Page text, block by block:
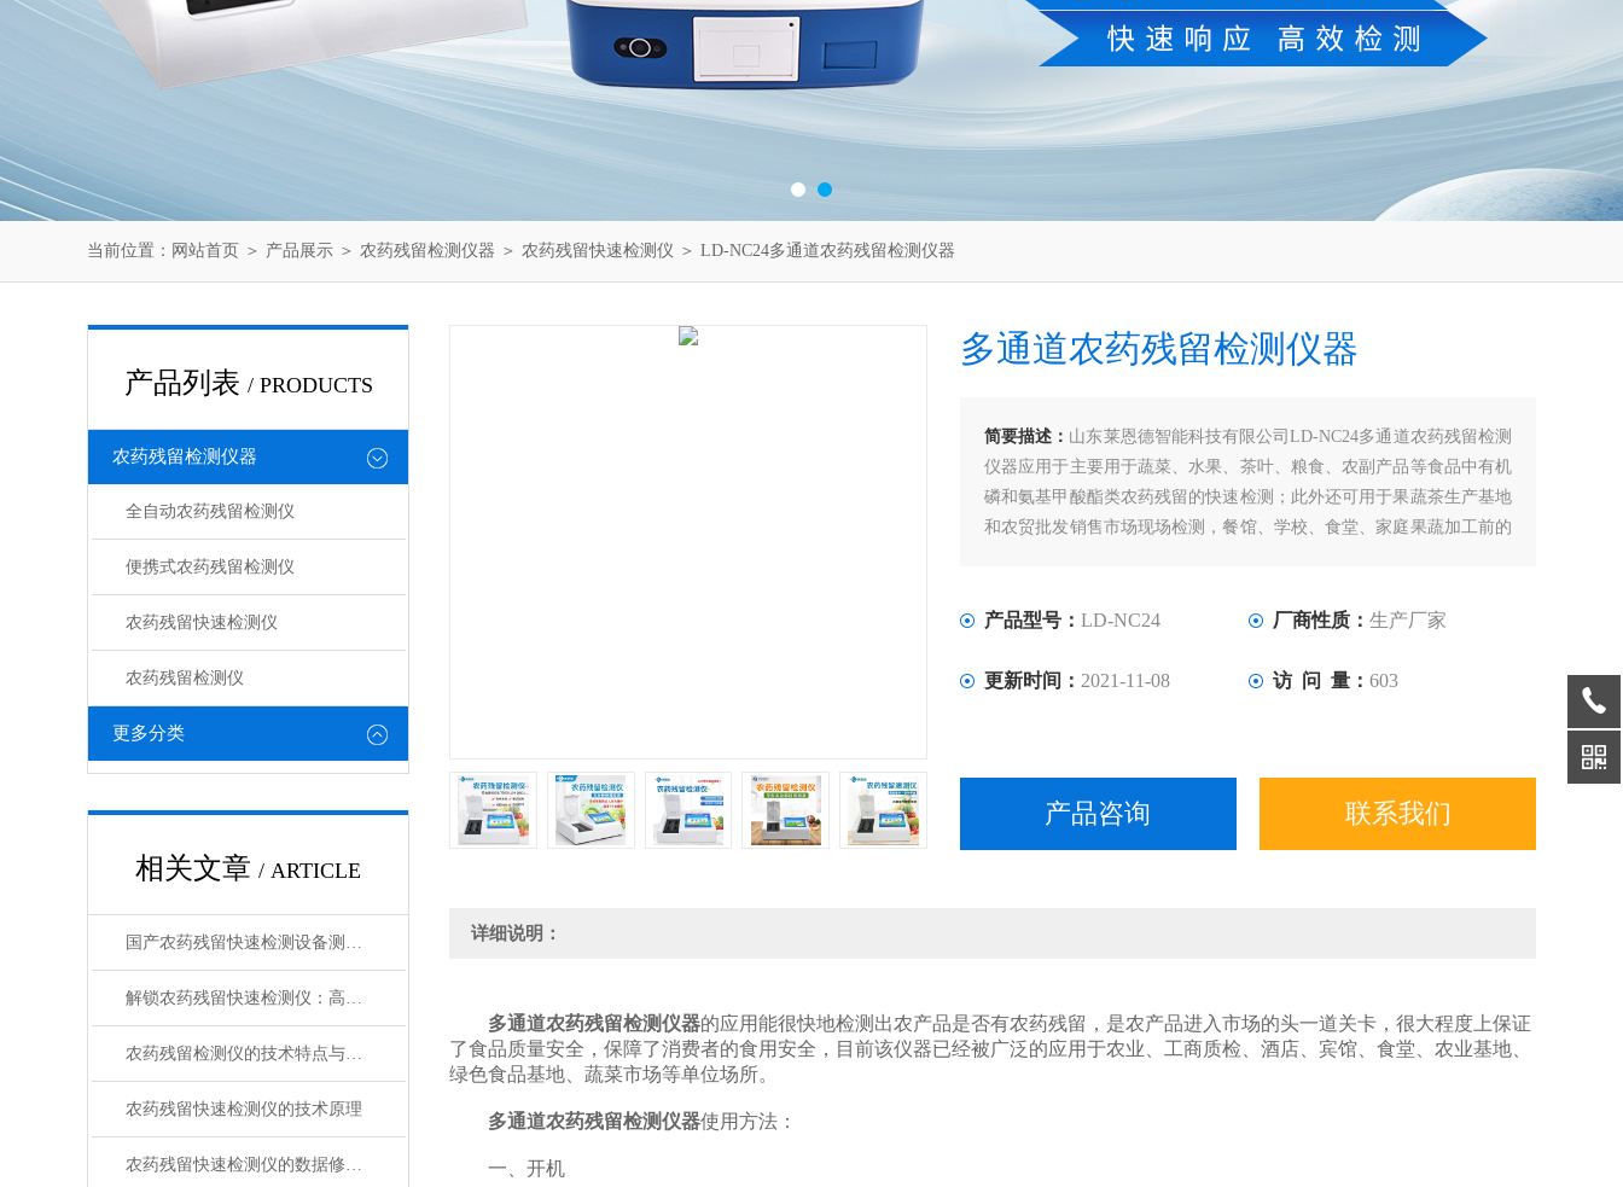
当前位置： 网站首页 ＞ 产品展示 ＞ 农药残留检测仪器 ＞ 农药残留快速检测仪 ＞ LD-NC24多通道农药残留检测仪器
产品列表 / PRODUCTS
农药残留检测仪器
全自动农药残留检测仪
便携式农药残留检测仪
农药残留快速检测仪
农药残留检测仪
更多分类
相关文章 / ARTICLE
国产农药残留快速检测设备测评：技术革新市场格局分析
解锁农药残留快速检测仪：高灵敏度，精准捕捉微量残留
农药残留检测仪的技术特点与使用
农药残留快速检测仪的技术原理
农药残留快速检测仪的数据修改方法
多通道农药残留检测仪器
简要描述： 山东莱恩德智能科技有限公司LD-NC24多通道农药残留检测
仪器应用于主要用于蔬菜、水果、茶叶、粮食、农副产品等食品中有机
磷和氨基甲酸酯类农药残留的快速检测；此外还可用于果蔬茶生产基地
和农贸批发销售市场现场检测，餐馆、学校、食堂、家庭果蔬加工前的
产品型号： LD-NC24 厂商性质： 生产厂家
更新时间： 2021-11-08 访 问 量： 603
产品咨询 联系我们
详细说明：
多通道农药残留检测仪器的应用能很快地检测出农产品是否有农药残留，是农产品进入市场的头一道关卡，很大程度上保证
了食品质量安全，保障了消费者的食用安全，目前该仪器已经被广泛的应用于农业、工商质检、酒店、宾馆、食堂、农业基地、
绿色食品基地、蔬菜市场等单位场所。
多通道农药残留检测仪器使用方法：
一、开机